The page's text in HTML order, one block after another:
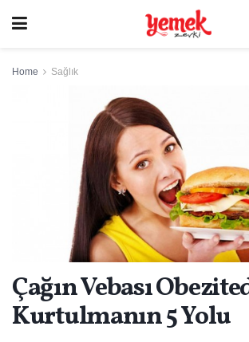
Home Sağlık
Çağın Vebası
Kurtulmanın 5 Yolu